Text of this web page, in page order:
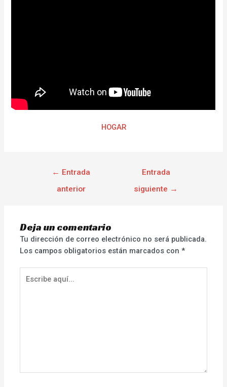
HOGAR
← Entrada
anterior
Entrada
siguiente →
Deja un comentario
Tu dirección de correo electrónico no será publicada.
Los campos obligatorios están marcados con*
aquí...